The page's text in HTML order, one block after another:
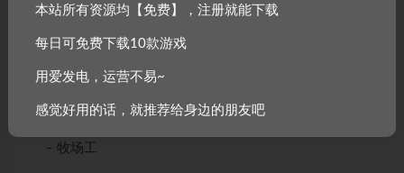
和球员比赛(半人马座)，壮举和咒语等。
冒险世界中出现以下平民（与玩家暂无交互）：
– 农夫
– 牧人
– 牧场工
本站所有资源均【免费】，注册就能下载
每日可免费下载10款游戏
用爱发电，运营不易~
感觉好用的话，就推荐给身边的朋友吧